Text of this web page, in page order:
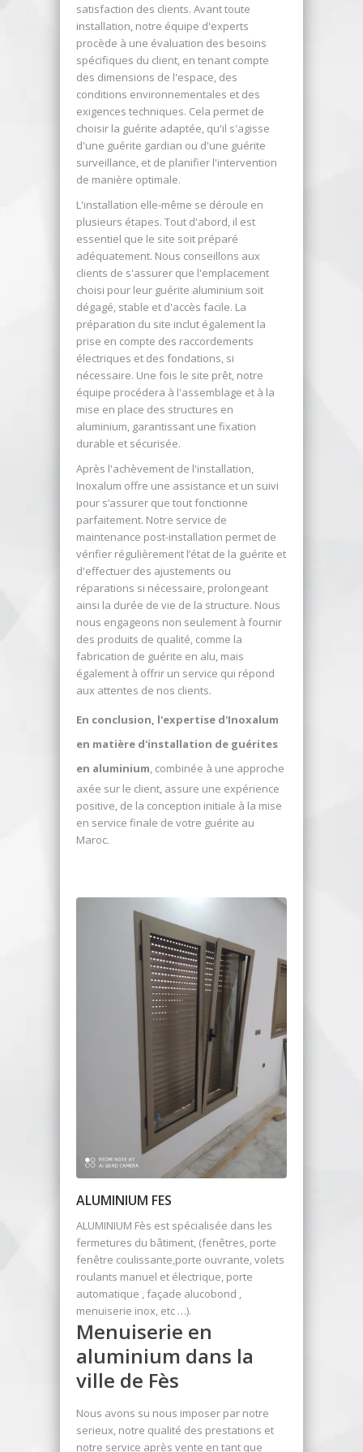
satisfaction des clients. Avant toute
installation, notre équipe d'experts
procède à une évaluation des besoins
spécifiques du client, en tenant compte
des dimensions de l'espace, des
conditions environnementales et des
exigences techniques. Cela permet de
choisir la guérite adaptée, qu'il s'agisse
d'une guérite gardian ou d'une guérite
surveillance, et de planifier l'intervention
de manière optimale.
L'installation elle-même se déroule en
plusieurs étapes. Tout d'abord, il est
essentiel que le site soit préparé
adéquatement. Nous conseillons aux
clients de s'assurer que l'emplacement
choisi pour leur guérite aluminium soit
dégagé, stable et d'accès facile. La
préparation du site inclut également la
prise en compte des raccordements
électriques et des fondations, si
nécessaire. Une fois le site prêt, notre
équipe procédera à l'assemblage et à la
mise en place des structures en
aluminium, garantissant une fixation
durable et sécurisée.
Après l'achèvement de l'installation,
Inoxalum offre une assistance et un suivi
pour s’assurer que tout fonctionne
parfaitement. Notre service de
maintenance post-installation permet de
vérifier régulièrement l’état de la guérite et
d'effectuer des ajustements ou
réparations si nécessaire, prolongeant
ainsi la durée de vie de la structure. Nous
nous engageons non seulement à fournir
des produits de qualité, comme la
fabrication de guérite en alu, mais
également à offrir un service qui répond
aux attentes de nos clients.
En conclusion, l'expertise d'Inoxalum
en matière d'installation de guérites
en aluminium , combinée à une approche
axée sur le client, assure une expérience
positive, de la conception initiale à la mise
en service finale de votre guérite au
Maroc.
ALUMINIUM FES
ALUMINIUM Fès est spécialisée dans les
fermetures du bâtiment, (fenêtres, porte
fenêtre coulissante,porte ouvrante, volets
roulants manuel et électrique, porte
automatique , façade alucobond ,
menuiserie inox, etc …).
Menuiserie en
aluminium dans la
ville de Fès
Nous avons su nous imposer par notre
serieux, notre qualité des prestations et
notre service après vente en tant que